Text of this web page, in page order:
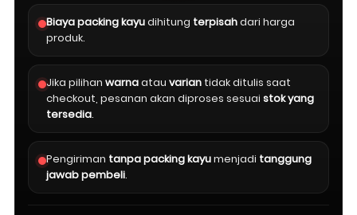
Biaya packing kayudihitung terpisahdari harga
produk.
Jika pilihan warnaatau varian tidak ditulis saat
checkout, pesanan akan diproses sesuai stok yang
tersedia.
Pengiriman tanpa packing kayumenjadi tanggung
jawab pembeli.